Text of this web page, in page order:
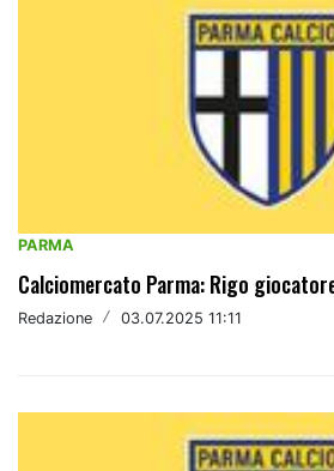
PARMA
Calciomercato Parma: Rigo
Redazione / 03.07.2025 11:11